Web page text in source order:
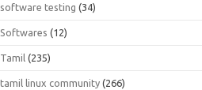
software testing (34)
Softwares (12)
Tamil (235)
tamil linux community (266)